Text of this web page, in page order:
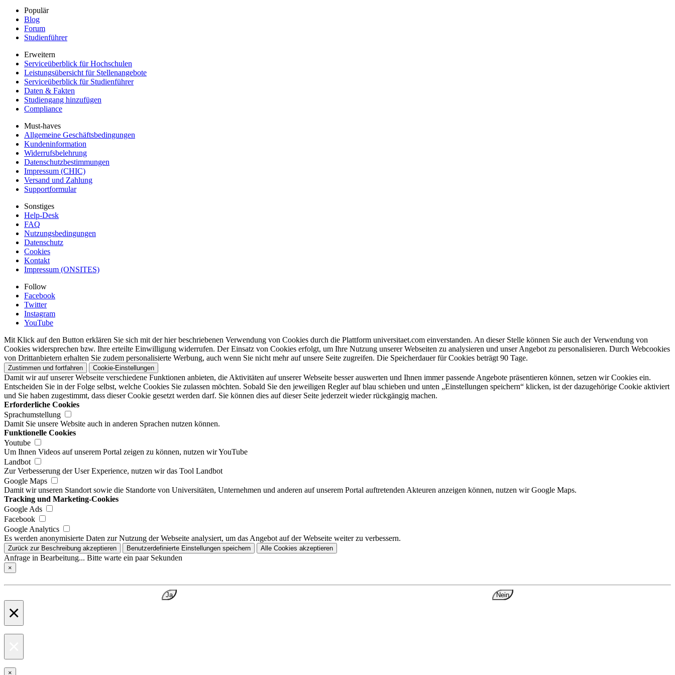
Populär
Blog
Forum
Studienführer
Erweitern
Serviceüberblick für Hochschulen
Leistungsübersicht für Stellenangebote
Serviceüberblick für Studienführer
Daten & Fakten
Studiengang hinzufügen
Compliance
Must-haves
Allgemeine Geschäftsbedingungen
Kundeninformation
Widerrufsbelehrung
Datenschutzbestimmungen
Impressum (CHIC)
Versand und Zahlung
Supportformular
Sonstiges
Help-Desk
FAQ
Nutzungsbedingungen
Datenschutz
Cookies
Kontakt
Impressum (ONSITES)
Follow
Facebook
Twitter
Instagram
YouTube
Mit Klick auf den Button erklären Sie sich mit der hier beschriebenen Verwendung von Cookies durch die Plattform universitaet.com einverstanden. An dieser Stelle können Sie auch der Verwendung von
Cookies widersprechen bzw. Ihre erteilte Einwilligung widerrufen. Der Einsatz von Cookies erfolgt, um Ihre Nutzung unserer Webseiten zu analysieren und unser Angebot zu personalisieren. Durch Webcookies
von Drittanbietern erhalten Sie zudem personalisierte Werbung, auch wenn Sie nicht mehr auf unsere Seite zugreifen. Die Speicherdauer für Cookies beträgt 90 Tage.
Zustimmen und fortfahren Cookie-Einstellungen
Damit wir auf unserer Webseite verschiedene Funktionen anbieten, die Aktivitäten auf unserer Webseite besser auswerten und Ihnen immer passende Angebote präsentieren können, setzen wir Cookies ein.
Entscheiden Sie in der Folge selbst, welche Cookies Sie zulassen möchten. Sobald Sie den jeweiligen Regler auf blau schieben und unten „Einstellungen speichern“ klicken, ist der dazugehörige Cookie aktiviert
und Sie haben zugestimmt, dass dieser Cookie gesetzt werden darf. Sie können dies auf dieser Seite jederzeit wieder rückgängig machen.
Erforderliche Cookies
Sprachumstellung
Damit Sie unsere Website auch in anderen Sprachen nutzen können.
Funktionelle Cookies
Youtube
Um Ihnen Videos auf unserem Portal zeigen zu können, nutzen wir YouTube
Landbot
Zur Verbesserung der User Experience, nutzen wir das Tool Landbot
Google Maps
Damit wir unseren Standort sowie die Standorte von Universitäten, Unternehmen und anderen auf unserem Portal auftretenden Akteuren anzeigen können, nutzen wir Google Maps.
Tracking und Marketing-Cookies
Google Ads
Facebook
Google Analytics
Es werden anonymisierte Daten zur Nutzung der Webseite analysiert, um das Angebot auf der Webseite weiter zu verbessern.
Zurück zur Beschreibung akzeptieren Benutzerdefinierte Einstellungen speichern Alle Cookies akzeptieren
Anfrage in Bearbeitung... Bitte warte ein paar Sekunden
×
Ja Nein
×
×